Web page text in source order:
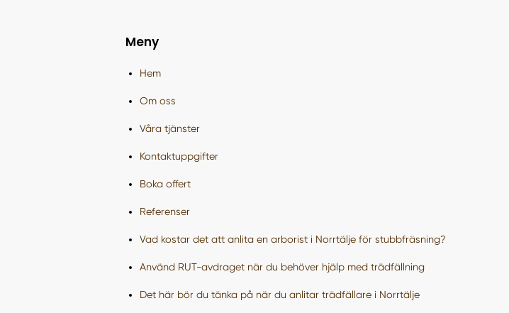
Meny
Hem
Om oss
Våra tjänster
Kontaktuppgifter
Boka offert
Referenser
Vad kostar det att anlita en arborist i Norrtälje för stubbfräsning?
Använd RUT-avdraget när du behöver hjälp med trädfällning
Det här bör du tänka på när du anlitar trädfällare i Norrtälje